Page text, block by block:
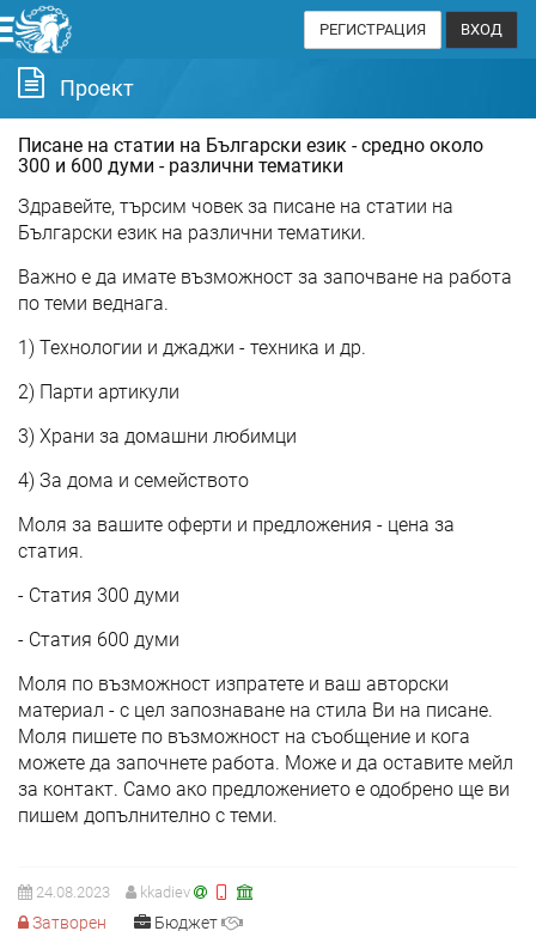
РЕГИСТРАЦИЯ ВХОД
Проект
Писане на статии на Български език - средно около
300 и 600 думи - различни тематики
Здравейте, търсим човек за писане на статии на
Български език на различни тематики.
Важно е да имате възможност за започване на работа
по теми веднага.
1) Технологии и джаджи - техника и др.
2) Парти артикули
3) Храни за домашни любимци
4) За дома и семейството
Моля за вашите оферти и предложения - цена за
статия.
- Статия 300 думи
- Статия 600 думи
Моля по възможност изпратете и ваш авторски
материал - с цел запознаване на стила Ви на писане.
Моля пишете по възможност на съобщение и кога
можете да започнете работа. Може и да оставите мейл
за контакт. Само ако предложението е одобрено ще ви
пишем допълнително с теми.
24.08.2023 kkadiev
Затворен Бюджет